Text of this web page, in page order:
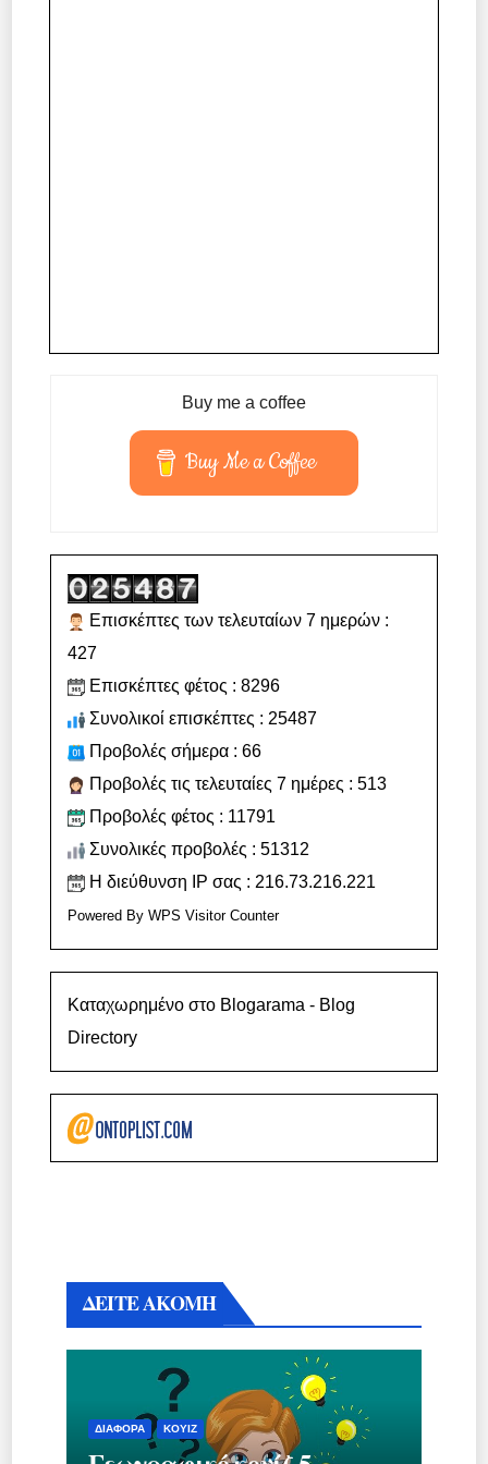
Buy me a coffee
Buy Me a Coffee
Επισκέπτες των τελευταίων 7 ημερών :
427
Επισκέπτες φέτος : 8296
Συνολικοί επισκέπτες : 25487
Προβολές σήμερα : 66
Προβολές τις τελευταίες 7 ημέρες : 513
Προβολές φέτος : 11791
Συνολικές προβολές : 51312
Η διεύθυνση IP σας : 216.73.216.221
Powered ByWPS Visitor Counter
Καταχωρημένο στο Blogarama - Blog
Directory
ΔΕΙΤΕ ΑΚΟΜΗ
ΔΙΆΦΟΡΑ ΚΟΥΊΖ